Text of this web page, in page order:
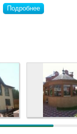
Подробнее